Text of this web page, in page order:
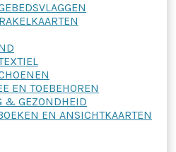
EN TOEBEHOREN
& GEZONDHEID
EN ANSICHTKAARTEN